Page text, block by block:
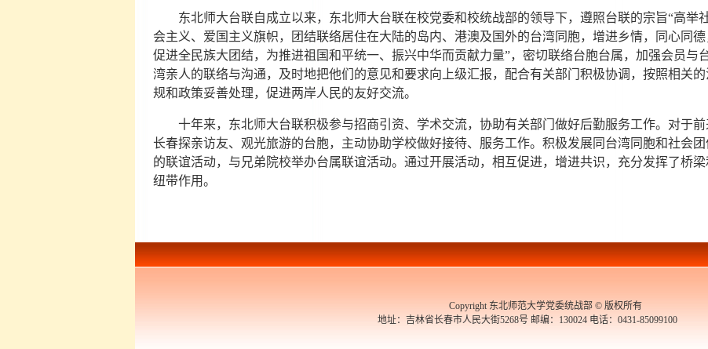
东北师大台联自成立以来，东北师大台联在校党委和校统战部的领导下，遵照台联的宗旨“高举
会主义、爱国主义旗帜，团结联络居住在大陆的岛内、港澳及国外的台湾同胞，增进乡情，同心同德
促进全民族大团结，为推进祖国和平统一、振兴中华而贡献力量”，密切联络台胞台属，加强会员与
湾亲人的联络与沟通，及时地把他们的意见和要求向上级汇报，配合有关部门积极协调，按照相关的
规和政策妥善处理，促进两岸人民的友好交流。
十年来，东北师大台联积极参与招商引资、学术交流，协助有关部门做好后勤服务工作。对于前
长春探亲访友、观光旅游的台胞，主动协助学校做好接待、服务工作。积极发展同台湾同胞和社会团
的联谊活动，与兄弟院校举办台属联谊活动。通过开展活动，相互促进，增进共识，充分发挥了桥梁
纽带作用。
Copyright 东北师范大学党委统战部 © 版权所有
地址：吉林省长春市人民大街5268号 邮编：130024 电话：0431-85099100